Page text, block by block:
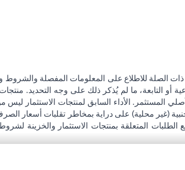
الصلة للاطلاع على المعلومات المفصلة والشروط
التابعة، ما لم يُذكر ذلك على وجه التحديد.
المستثمر. الأداء السابق لمنتجات الاستثمار ليس
(غير محلية) على دراية بمخاطر تقلبات أسعار
المتعلقة بمنتجات الاستثمار والخزينة